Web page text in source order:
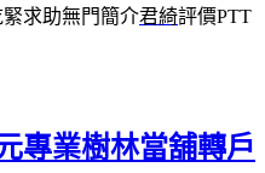
求助無門簡介君綺評價PTT
專業樹林當舖轉戶